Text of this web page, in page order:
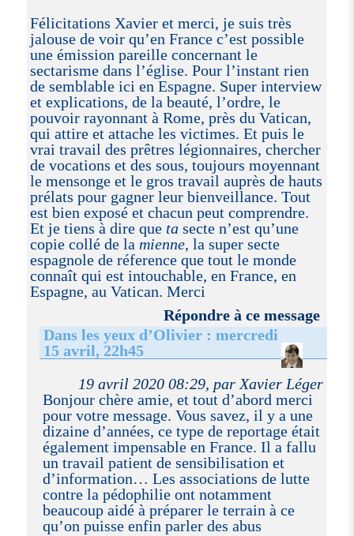
Félicitations Xavier et merci, je suis très
jalouse de voir qu’en France c’est possible
une émission pareille concernant le
sectarisme dans l’église. Pour l’instant rien
de semblable ici en Espagne. Super interview
et explications, de la beauté, l’ordre, le
pouvoir rayonnant à Rome, près du Vatican,
qui attire et attache les victimes. Et puis le
vrai travail des prêtres légionnaires, chercher
de vocations et des sous, toujours moyennant
le mensonge et le gros travail auprès de hauts
prélats pour gagner leur bienveillance. Tout
est bien exposé et chacun peut comprendre.
Et je tiens à dire que tasecte n’est qu’une
copie collé de la mienne, la super secte
espagnole de réference que tout le monde
connaît qui est intouchable, en France, en
Espagne, au Vatican. Merci
Répondre à ce message
Dans les yeux d’Olivier : mercredi
15 avril, 22h45
19 avril 2020 08:29, par Xavier Léger
Bonjour chère amie, et tout d’abord merci
pour votre message. Vous savez, il y a une
dizaine d’années, ce type de reportage était
également impensable en France. Il a fallu
un travail patient de sensibilisation et
d’information… Les associations de lutte
contre la pédophilie ont notamment
beaucoup aidé à préparer le terrain à ce
qu’on puisse enfin parler des abus